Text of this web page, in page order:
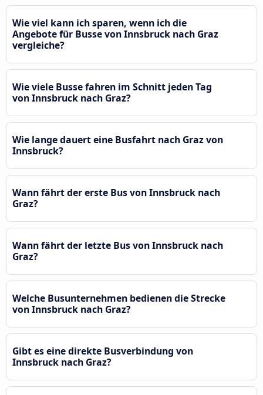
Wie viel kann ich sparen, wenn ich die
Angebote für Busse von Innsbruck nach Graz
vergleiche?
Wie viele Busse fahren im Schnitt jeden Tag
von Innsbruck nach Graz?
Wie lange dauert eine Busfahrt nach Graz von
Innsbruck?
Wann fährt der erste Bus von Innsbruck nach
Graz?
Wann fährt der letzte Bus von Innsbruck nach
Graz?
Welche Busunternehmen bedienen die Strecke
von Innsbruck nach Graz?
Gibt es eine direkte Busverbindung von
Innsbruck nach Graz?